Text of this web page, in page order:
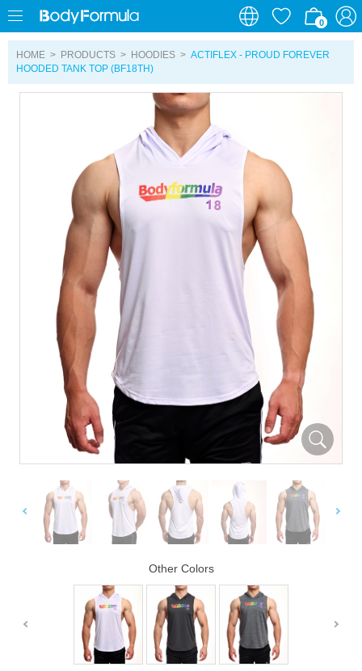
0
0
HOME > PRODUCTS > HOODIES > ACTIFLEX - PROUD FOREVER
HOODED TANK TOP (BF18TH)
Other Colors